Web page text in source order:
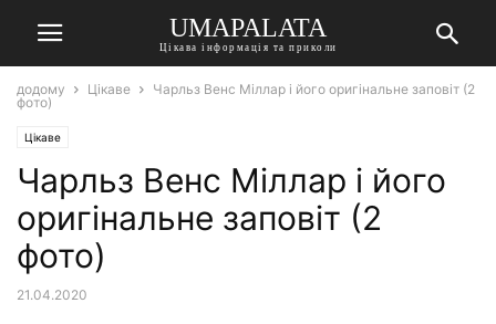
UMAPALATA
Цікава інформація та приколи
додому Цікаве
Чарльз Венс Міллар і його оригінальне заповіт (2
фото)
Цікаве
Чарльз Венс Міллар і його
оригінальне заповіт (2
фото)
21.04.2020